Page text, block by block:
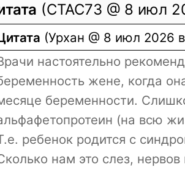
(СТАС73 @ 8 июл
(Урхан @ 8 июл 2026
настоятельно
жене, когда
беременности.
(на всю
ребенок родится с
нам это слез,